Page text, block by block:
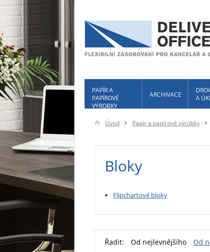
PAPÍR A
PAPÍROVÉ
VÝROBKY
ARCHIVACE
A
Úvod Papír a papírové výrobky
Bloky
Flipchartové bloky
Řadit: Od nejlevnějšího Od